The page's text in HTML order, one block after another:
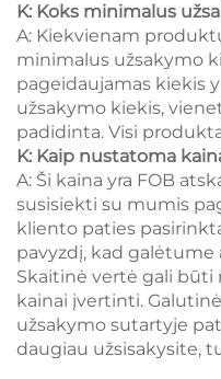
K: Koks minimalus
A: Kiekvienam
minimalus užsakymo
pageidaujamas kiekis
užsakymo kiekis,
padidinta. Visi
K: Kaip nustatoma
A: Ši kaina yra FOB
susisiekti su mumis
kliento paties
pavyzdį, kad galėtume
Skaitinė vertė gali
kainai įvertinti.
užsakymo sutartyje
daugiau užsisakysite,